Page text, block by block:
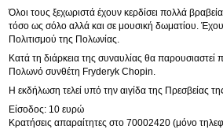
Όλοι τους ξεχωριστά έχουν κερδίσει πολλά
τόσο ως σόλο αλλά και σε μουσική δωματίου.
Πολιτισμού της Πολωνίας.
Κατά τη διάρκεια της συναυλίας θα
Πολωνό συνθέτη Fryderyk Chopin.
Η εκδήλωση τελεί υπό την αιγίδα της Πρεσβείας
Είσοδος: 10 ευρώ
Κρατήσεις απαραίτητες στο 70002420 (μόνο